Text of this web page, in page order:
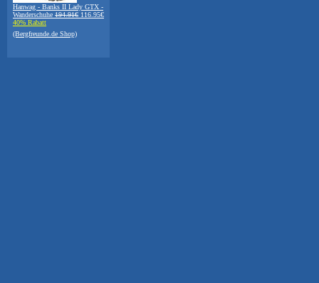
Hanwag - Banks II Lady GTX -
Wanderschuhe 194.91€ 116.95€
40% Rabatt
(Bergfreunde.de Shop)